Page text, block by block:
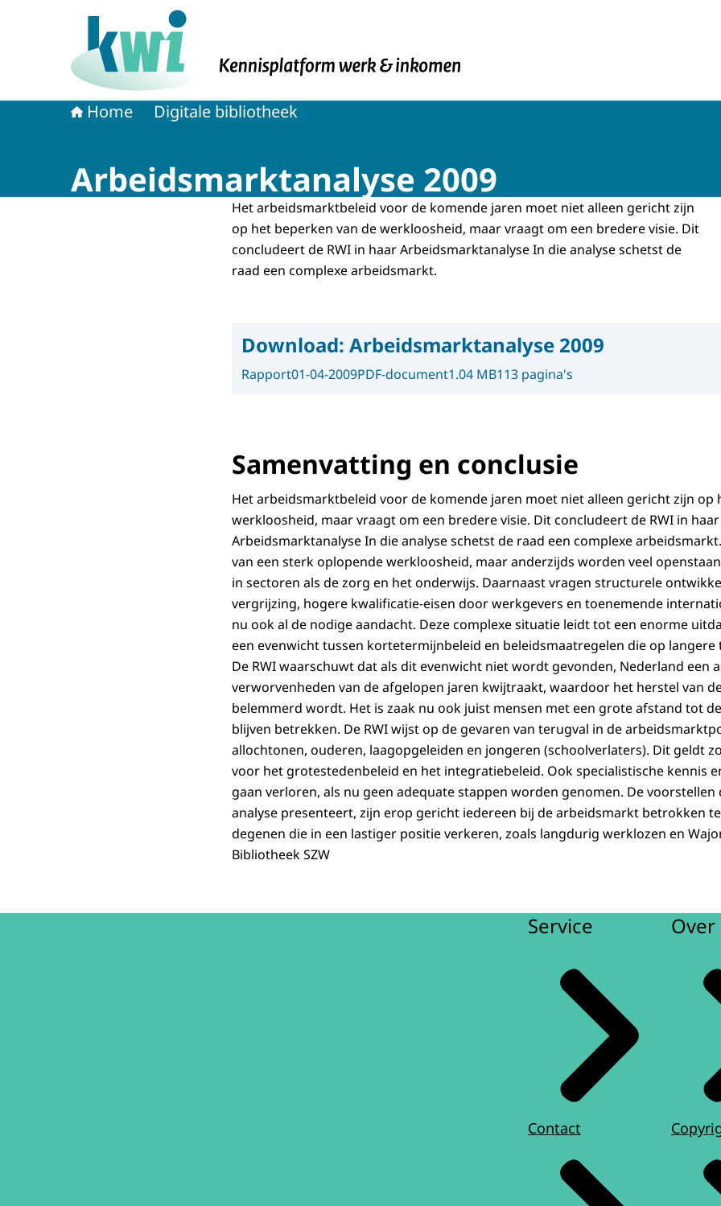
Naar de homepage van Kennisplatform Werk en Inkomen
Home Digitale bibliotheek
Arbeidsmarktanalyse 2009
Het arbeidsmarktbeleid voor de komende jaren moet niet alleen gericht zijn
op het beperken van de werkloosheid, maar vraagt om een bredere visie. Dit
concludeert de RWI in haar Arbeidsmarktanalyse In die analyse schetst de
raad een complexe arbeidsmarkt.
Download: Arbeidsmarktanalyse 2009
Rapport01-04-2009PDF-document1.04 MB113 pagina's
Samenvatting en conclusie
Het arbeidsmarktbeleid voor de komende jaren moet niet alleen gericht zijn op
werkloosheid, maar vraagt om een bredere visie. Dit concludeert de RWI in haar
Arbeidsmarktanalyse In die analyse schetst de raad een complexe
van een sterk oplopende werkloosheid, maar anderzijds worden veel
in sectoren als de zorg en het onderwijs. Daarnaast vragen structurele
vergrijzing, hogere kwalificatie-eisen door werkgevers en toenemende
nu ook al de nodige aandacht. Deze complexe situatie leidt tot een enorme
een evenwicht tussen kortetermijnbeleid en beleidsmaatregelen die op
De RWI waarschuwt dat als dit evenwicht niet wordt gevonden, Nederland een
verworvenheden van de afgelopen jaren kwijtraakt, waardoor het herstel van
belemmerd wordt. Het is zaak nu ook juist mensen met een grote afstand tot
blijven betrekken. De RWI wijst op de gevaren van terugval in de
allochtonen, ouderen, laagopgeleiden en jongeren (schoolverlaters). Dit geldt
voor het grotestedenbeleid en het integratiebeleid. Ook specialistische kennis
gaan verloren, als nu geen adequate stappen worden genomen. De voorstellen
analyse presenteert, zijn erop gericht iedereen bij de arbeidsmarkt betrokken
degenen die in een lastiger positie verkeren, zoals langdurig werklozen en
Bibliotheek SZW
Service
Contact